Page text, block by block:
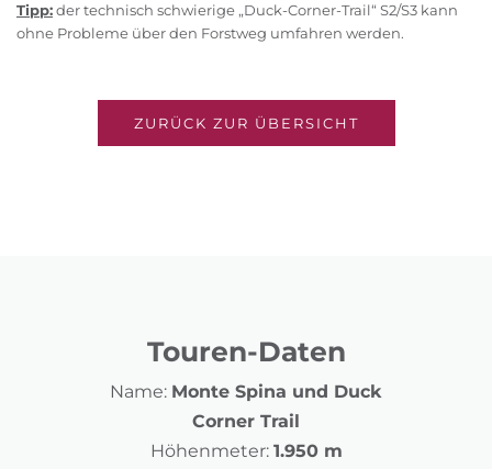
Tipp:der technisch schwierige „Duck-Corner-Trail“ S2/S3 kann
ohne Probleme über den Forstweg umfahren werden.
ZURÜCK ZUR ÜBERSICHT
Touren-Daten
Name: Monte Spina und Duck
Corner Trail
Höhenmeter: 1.950 m